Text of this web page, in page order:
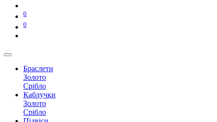
0
0
Браслети
Золото
Срібло
Каблучки
Золото
Срібло